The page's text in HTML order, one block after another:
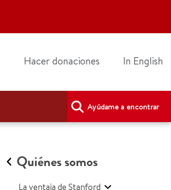
Hacer donaciones In English
Ayúdame a encontrar
Quiénes somos
La ventaja de Stanford